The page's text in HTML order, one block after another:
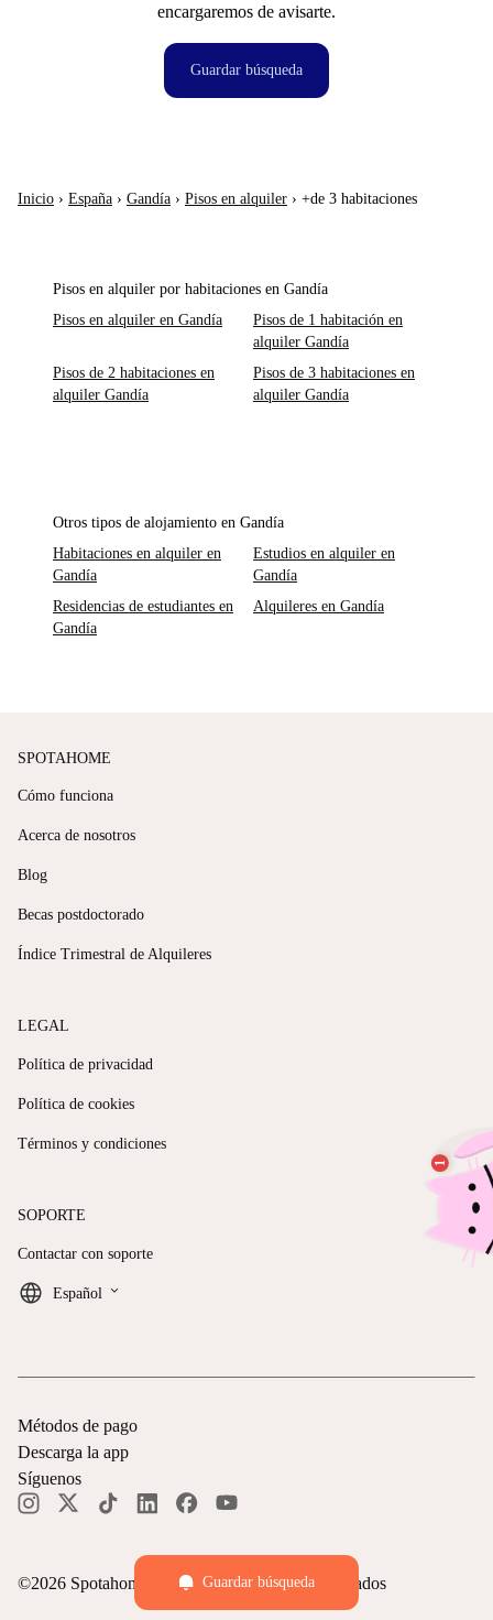
encargaremos de avisarte.
Guardar búsqueda
Inicio › España › Gandía › Pisos en alquiler › +de 3 habitaciones
Pisos en alquiler por habitaciones en Gandía
Pisos en alquiler en Gandía
Pisos de 1 habitación en
alquiler Gandía
Pisos de 2 habitaciones en
alquiler Gandía
Pisos de 3 habitaciones en
alquiler Gandía
Otros tipos de alojamiento en Gandía
Habitaciones en alquiler en
Gandía
Estudios en alquiler en
Gandía
Residencias de estudiantes en
Gandía
Alquileres en Gandía
Guardar búsqueda
SPOTAHOME
Cómo funciona
Acerca de nosotros
Blog
Becas postdoctorado
Índice Trimestral de Alquileres
LEGAL
Política de privacidad
Política de cookies
Términos y condiciones
SOPORTE
Contactar con soporte
Español keyboard_arrow_down
©2026 Spotahome — Todos los derechos reservados
Métodos de pago
Descarga la app
Síguenos